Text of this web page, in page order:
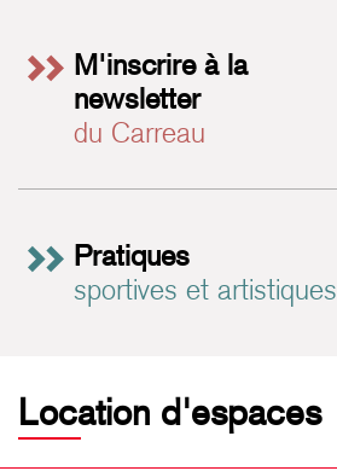
M'inscrire à la
newsletter
du Carreau
Pratiques
sportives et artistiques
Location d'espaces